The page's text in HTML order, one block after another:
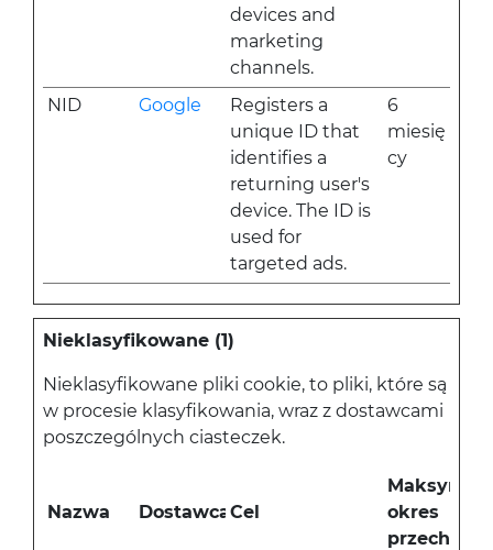
devices and
marketing
channels.
NID Google
Registers a
unique ID that
identifies a
returning user's
device. The ID is
used for
targeted ads.
6
miesię
cy
Nieklasyfikowane (1)
Nieklasyfikowane pliki cookie, to pliki, które są
w procesie klasyfikowania, wraz z dostawcami
poszczególnych ciasteczek.
Nazwa Dostawca Cel
okres